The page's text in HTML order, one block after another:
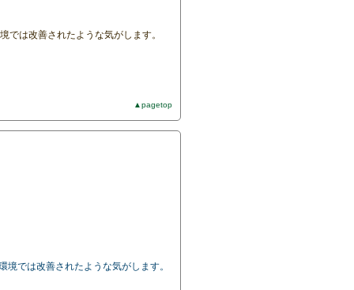
は改善されたような気がします。
▲pagetop
では改善されたような気がします。